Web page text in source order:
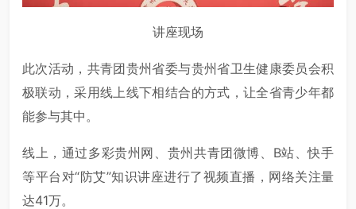
讲座现场
此次活动，共青团贵州省委与贵州省卫生健康委员会积
极联动，采用线上线下相结合的方式，让全省青少年都
能参与其中。
线上，通过多彩贵州网、贵州共青团微博、B站、快手
等平台对“防艾”知识讲座进行了视频直播，网络关注量
达41万。